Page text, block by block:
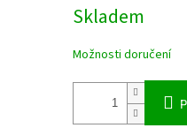
cena:
Skladem
Možnosti doručení